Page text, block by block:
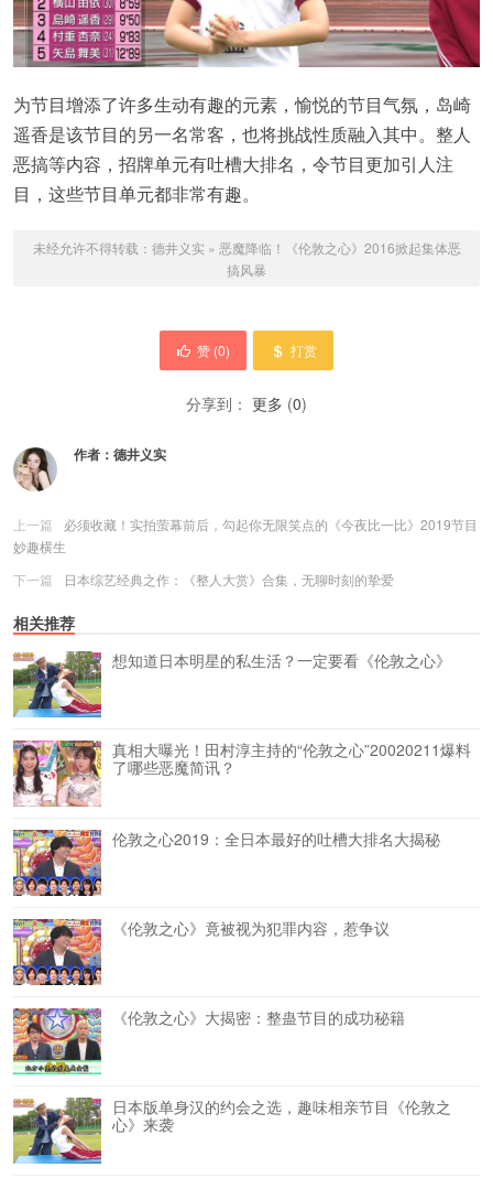
为节目增添了许多生动有趣的元素，愉悦的节目气氛，岛崎
遥香是该节目的另一名常客，也将挑战性质融入其中。整人
恶搞等内容，招牌单元有吐槽大排名，令节目更加引人注
目，这些节目单元都非常有趣。
未经允许不得转载： 德井义实 » 恶魔降临！《伦敦之心》2016掀起集体恶
搞风暴
赞 (0) 打赏
分享到： 更多 (0)
作者： 德井义实
上一篇
必须收藏！实拍萤幕前后，勾起你无限笑点的《今夜比一比》2019节目
妙趣横生
下一篇
日本综艺经典之作：《整人大赏》合集，无聊时刻的挚爱
相关推荐
想知道日本明星的私生活？一定要看《伦敦之心》
真相大曝光！田村淳主持的“伦敦之心”20020211爆料
了哪些恶魔简讯？
伦敦之心2019：全日本最好的吐槽大排名大揭秘
《伦敦之心》竟被视为犯罪内容，惹争议
《伦敦之心》大揭密：整蛊节目的成功秘籍
日本版单身汉的约会之选，趣味相亲节目《伦敦之
心》来袭